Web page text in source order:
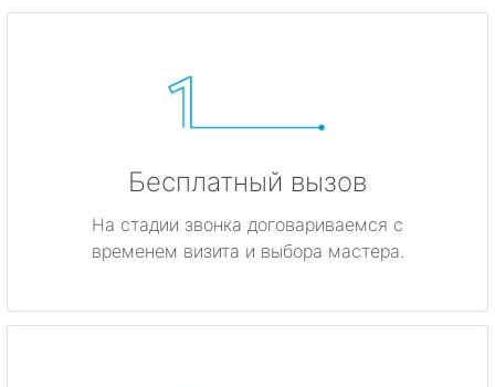
Бесплатный вызов
На стадии звонка договариваемся с
временем визита и выбора мастера.